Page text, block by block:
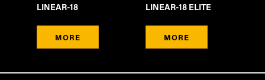
MORE
LINEAR-18
MORE
LINEAR-18 ELITE